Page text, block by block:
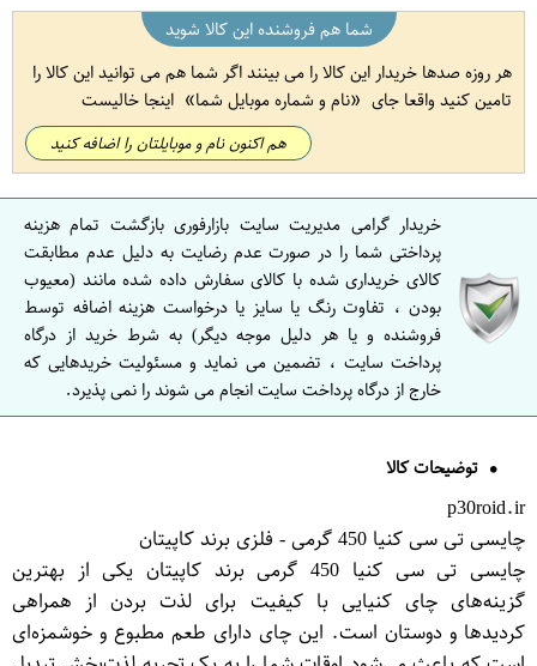
شما هم فروشنده این کالا شوید
هر روزه صدها خریدار این کالا را می بینند اگر شما هم می توانید این کالا را
تامین کنید واقعا جای
نام و شماره موبایل شما اینجا خالیست
هم اکنون نام و موبایلتان را اضافه کنید
خریدار گرامی مدیریت سایت بازارفوری بازگشت تمام هزینه
پرداختی شما را در صورت عدم رضایت به دلیل عدم مطابقت
کالای خریداری شده با کالای سفارش داده شده مانند (معیوب
بودن ، تفاوت رنگ یا سایز یا درخواست هزینه اضافه توسط
فروشنده و یا هر دلیل موجه دیگر) به شرط خرید از درگاه
پرداخت سایت ، تضمین می نماید و مسئولیت خریدهایی که
خارج از درگاه پرداخت سایت انجام می شوند را نمی پذیرد.
توضیحات کالا
p30roid.ir
چایسی تی سی کنیا 450 گرمی - فلزی برند کاپیتان
چایسی تی سی کنیا 450 گرمی برند کاپیتان یکی از بهترین
گزینه‌های چای کنیایی با کیفیت برای لذت بردن از همراهی
کردیدها و دوستان است. این چای دارای طعم مطبوع و خوشمزه‌ای